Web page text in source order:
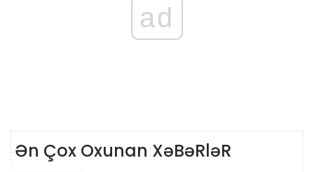
ad
Ən Çox Oxunan XəBəRləR